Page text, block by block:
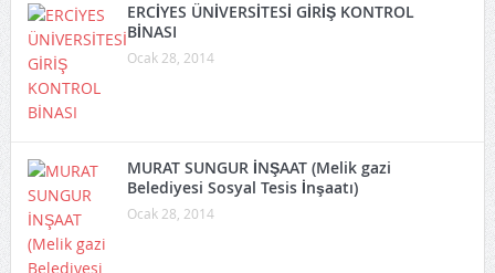
ERCİYES ÜNİVERSİTESİ GİRİŞ KONTROL
BİNASI
Ocak 28, 2014
MURAT SUNGUR İNŞAAT (Melik gazi
Belediyesi Sosyal Tesis İnşaatı)
Ocak 28, 2014